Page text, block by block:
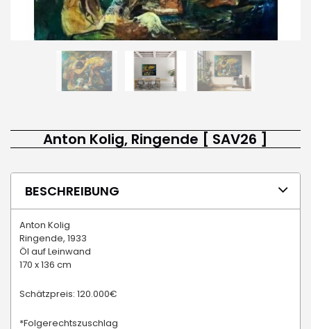
Anton Kolig, Ringende [ SAV26 ]
BESCHREIBUNG
Anton Kolig
Ringende, 1933
Öl auf Leinwand
170 x 136 cm
Schätzpreis: 120.000€
*Folgerechtszuschlag